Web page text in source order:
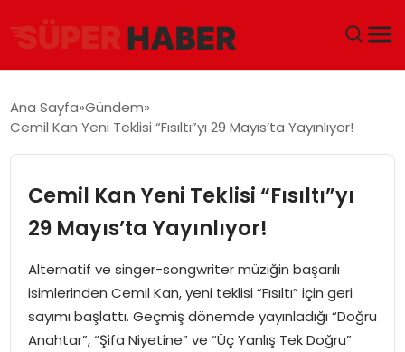
DÜNYA
EĞITIM
EKONOMI
MAGAZIN
Ana Sayfa Gündem
Cemil Kan Yeni Teklisi “Fısıltı”yı 29 Mayıs’ta Yayınlıyor!
Cemil Kan Yeni Teklisi “Fısıltı”yı
29 Mayıs’ta Yayınlıyor!
Alternatif ve singer-songwriter müziğin başarılı
isimlerinden Cemil Kan, yeni teklisi “Fısıltı” için geri
sayımı başlattı. Geçmiş dönemde yayınladığı “Doğru
Anahtar”, “Şifa Niyetine” ve “Üç Yanlış Tek Doğru”